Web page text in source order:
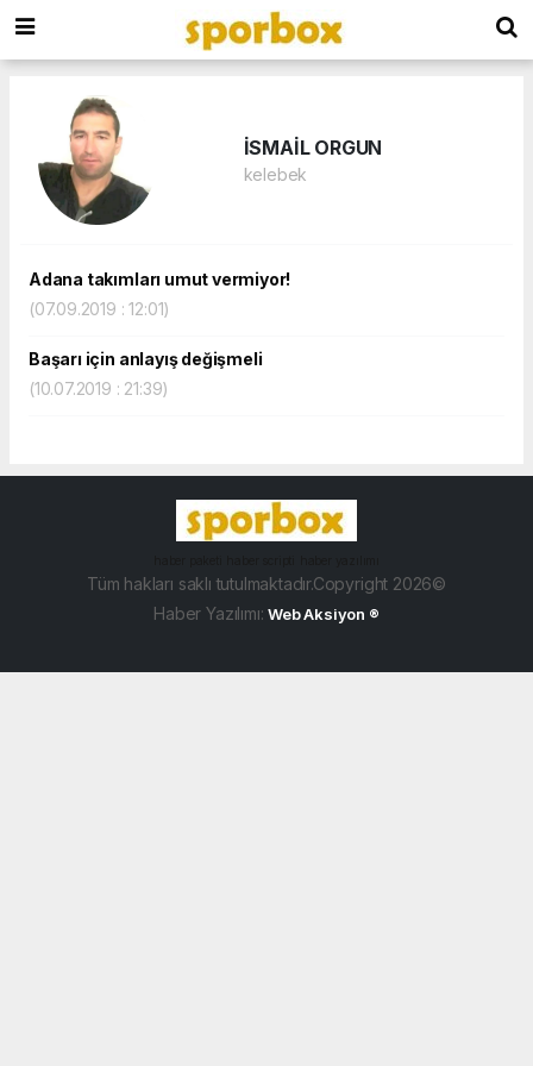
İSMAİL ORGUN
kelebek
Adana takımları umut vermiyor!
(07.09.2019 : 12:01)
Başarı için anlayış değişmeli
(10.07.2019 : 21:39)
Tüm hakları saklı tutulmaktadır.Copyright 2026©
Haber Yazılımı:Web Aksiyon ®